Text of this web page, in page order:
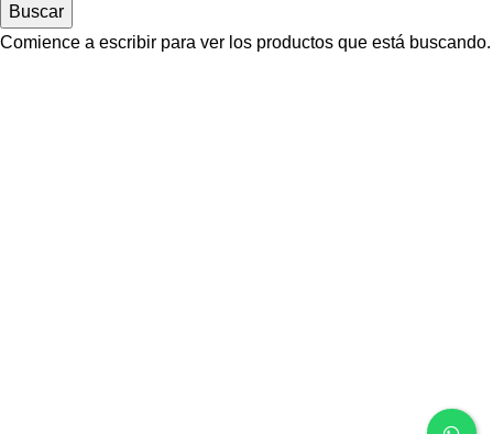
Buscar
Comience a escribir para ver los productos que está buscando.